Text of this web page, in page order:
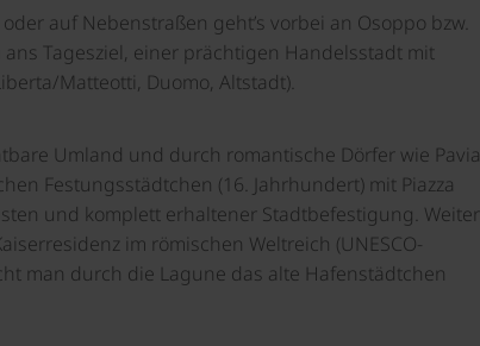
auf Nebenstraßen geht’s vorbei an Osoppo bzw.
Tagesziel, einer prächtigen Handelsstadt mit
Matteotti, Duomo, Altstadt).
Umland und durch romantische Dörfer wie Pavia
Festungsstädtchen (16. Jahrhundert) mit Piazza
und komplett erhaltener Stadtbefestigung. Weiter
im römischen Weltreich (UNESCO-
man durch die Lagune das alte Hafenstädtchen